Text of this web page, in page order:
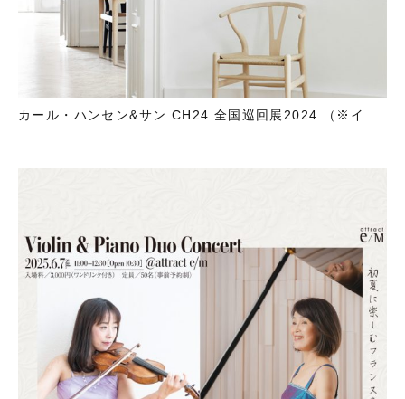
カール・ハンセン&サン CH24 全国巡回展2024 （※イ...